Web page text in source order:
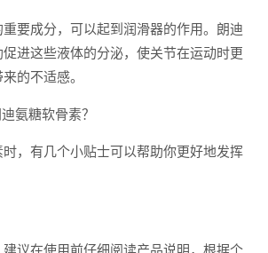
要成分，可以起到润滑器的作用。朗迪
进这些液体的分泌，使关节在运动时更
的不适感。
氨糖软骨素？
，有几个小贴士可以帮助你更好地发挥
议在使用前仔细阅读产品说明，根据个